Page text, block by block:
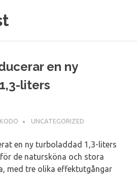
en ny
liters
UNCATEGORIZED
en ny turboladdad 1,3-liters
de natursköna och stora
med tre olika effektutgångar